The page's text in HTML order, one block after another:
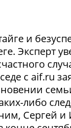
и
Эксперт
с aif.ru
либо
Сергей и